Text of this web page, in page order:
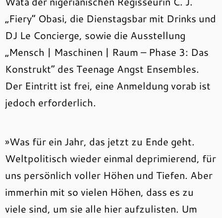
„Fiery“ Obasi, die Dienstagsbar mit Drinks und
DJ Le Concierge, sowie die Ausstellung
„Mensch | Maschinen | Raum – Phase 3: Das
Konstrukt“ des Teenage Angst Ensembles.
Der Eintritt ist frei, eine Anmeldung vorab ist
jedoch erforderlich.
»Was für ein Jahr, das jetzt zu Ende geht.
Weltpolitisch wieder einmal deprimierend, für
uns persönlich voller Höhen und Tiefen. Aber
immerhin mit so vielen Höhen, dass es zu
viele sind, um sie alle hier aufzulisten. Um